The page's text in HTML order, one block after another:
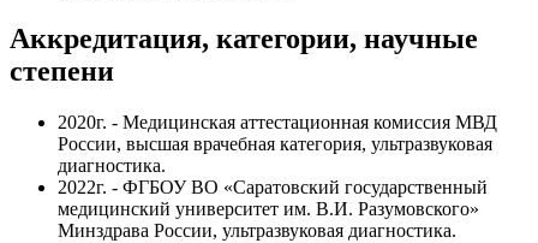
Аккредитация, категории, научные
степени
2020г. - Медицинская аттестационная комиссия МВД
России, высшая врачебная категория, ультразвуковая
диагностика.
2022г. - ФГБОУ ВО «Саратовский государственный
медицинский университет им. В.И. Разумовского»
Минздрава России, ультразвуковая диагностика.